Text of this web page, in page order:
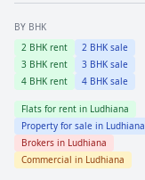
BY BHK
2 BHK rent 2 BHK sale
3 BHK rent 3 BHK sale
4 BHK rent 4 BHK sale
Flats for rent in Ludhiana
Property for sale in Ludhiana
Brokers in Ludhiana
Commercial in Ludhiana